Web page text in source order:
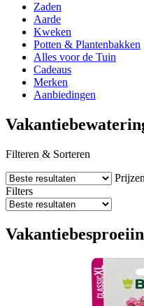
Zaden
Aarde
Kweken
Potten & Plantenbakken
Alles voor de Tuin
Cadeaus
Merken
Aanbiedingen
Filteren & Sorteren
Prijzen
Filters